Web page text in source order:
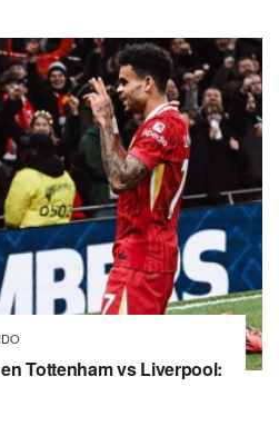
Tottenham vs Liverpool: